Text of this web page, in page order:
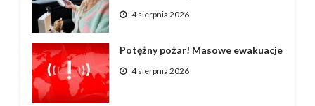
4 sierpnia 2026
Potężny pożar! Masowe ewakuacje
4 sierpnia 2026